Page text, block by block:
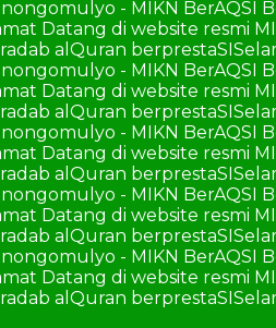
- MIKN BerAQSI
Datang di website resmi
alQuran berprestaSI
- MIKN BerAQSI
Datang di website resmi
alQuran berprestaSI
- MIKN BerAQSI
Datang di website resmi
alQuran berprestaSI
- MIKN BerAQSI
Datang di website resmi
alQuran berprestaSI
- MIKN BerAQSI
Datang di website resmi
alQuran berprestaSI